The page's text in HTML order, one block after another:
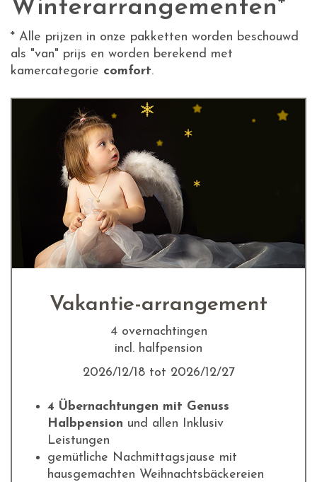
Winterarrangementen*
* Alle prijzen in onze pakketten worden beschouwd
als "van" prijs en worden berekend met
kamercategorie comfort.
Vakantie-arrangement
4 overnachtingen
incl. halfpension
2026/12/18 tot 2026/12/27
4 Übernachtungen mit Genuss
Halbpension und allen Inklusiv
Leistungen
gemütliche Nachmittagsjause mit
hausgemachten Weihnachtsbäckereien